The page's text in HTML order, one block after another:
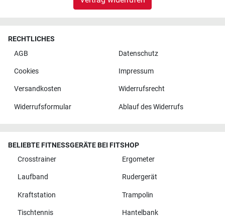
RECHTLICHES
AGB
Datenschutz
Cookies Impressum
Versandkosten Widerrufsrecht
Widerrufsformular Ablauf des Widerrufs
BELIEBTE FITNESSGERÄTE BEI FITSHOP
Crosstrainer
Ergometer
Laufband Rudergerät
Kraftstation Trampolin
Tischtennis Hantelbank